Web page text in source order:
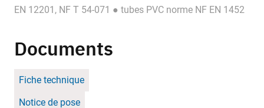
EN 12201, NF T 54-071 ● tubes PVC norme NF EN 1452
Documents
Fiche technique
Notice de pose